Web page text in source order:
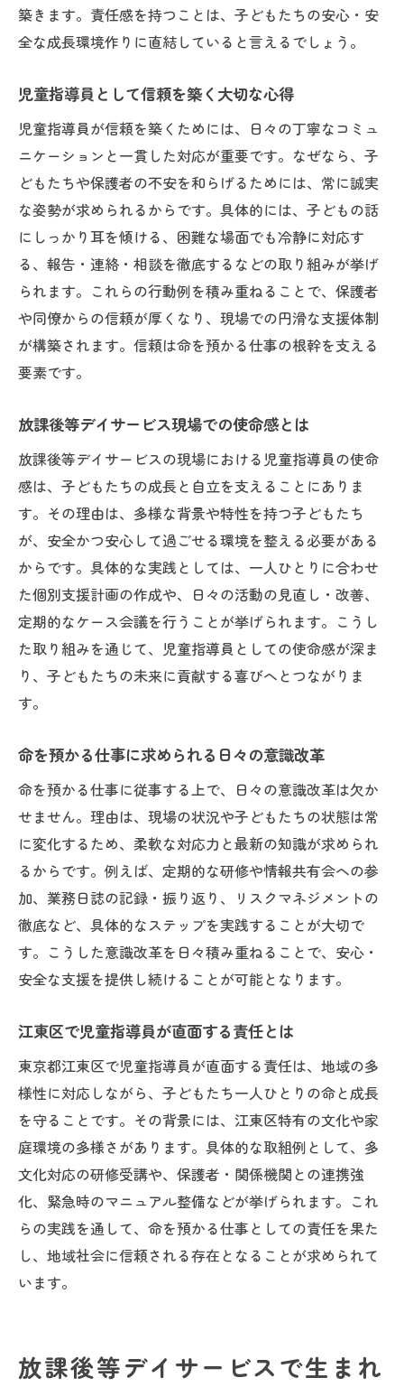
放課後等デイサービスで求められる資質や
資格
児童指導員の求人動向と必要な準備につい
て
子どもたちと向き合う命を預かる現場のやりが
い
命を預かる仕事がもたらす現場のやりがい
とは
児童指導員として得られる成長と学びの魅
力
放課後等デイサービスで感じる支援の喜び
日々の関わりが生む児童指導員の誇りと責
任
未経験から始める命を預かる仕事の第一歩
未経験から命を預かる仕事に挑戦するため
に
児童指導員として働くための準備と心構え
放課後等デイサービス現場での成長の始ま
り
命を預かる仕事で大切な初歩的なポイント
命を預かる仕事が拓く児童指導員のキャリ
ア
放課後等デイサービスで築く使命感と将来
像
キャリアアップを意識した命を預かる働き
方
児童指導員として成長するための学びと努
力
命を預かる仕事がもたらす長期的なやりが
築きます。責任感を持つことは、子どもたちの安心・安
全な成長環境作りに直結していると言えるでしょう。
児童指導員として信頼を築く大切な心得
児童指導員が信頼を築くためには、日々の丁寧なコミュ
ニケーションと一貫した対応が重要です。なぜなら、子
どもたちや保護者の不安を和らげるためには、常に誠実
な姿勢が求められるからです。具体的には、子どもの話
にしっかり耳を傾ける、困難な場面でも冷静に対応す
る、報告・連絡・相談を徹底するなどの取り組みが挙げ
られます。これらの行動例を積み重ねることで、保護者
や同僚からの信頼が厚くなり、現場での円滑な支援体制
が構築されます。信頼は命を預かる仕事の根幹を支える
要素です。
放課後等デイサービス現場での使命感とは
放課後等デイサービスの現場における児童指導員の使命
感は、子どもたちの成長と自立を支えることにありま
す。その理由は、多様な背景や特性を持つ子どもたち
が、安全かつ安心して過ごせる環境を整える必要がある
からです。具体的な実践としては、一人ひとりに合わせ
た個別支援計画の作成や、日々の活動の見直し・改善、
定期的なケース会議を行うことが挙げられます。こうし
た取り組みを通じて、児童指導員としての使命感が深ま
り、子どもたちの未来に貢献する喜びへとつながりま
す。
命を預かる仕事に求められる日々の意識改革
命を預かる仕事に従事する上で、日々の意識改革は欠か
せません。理由は、現場の状況や子どもたちの状態は常
に変化するため、柔軟な対応力と最新の知識が求められ
るからです。例えば、定期的な研修や情報共有会への参
加、業務日誌の記録・振り返り、リスクマネジメントの
徹底など、具体的なステップを実践することが大切で
す。こうした意識改革を日々積み重ねることで、安心・
安全な支援を提供し続けることが可能となります。
江東区で児童指導員が直面する責任とは
東京都江東区で児童指導員が直面する責任は、地域の多
様性に対応しながら、子どもたち一人ひとりの命と成長
を守ることです。その背景には、江東区特有の文化や家
庭環境の多様さがあります。具体的な取組例として、多
文化対応の研修受講や、保護者・関係機関との連携強
化、緊急時のマニュアル整備などが挙げられます。これ
らの実践を通して、命を預かる仕事としての責任を果た
し、地域社会に信頼される存在となることが求められて
います。
放課後等デイサービスで生まれ